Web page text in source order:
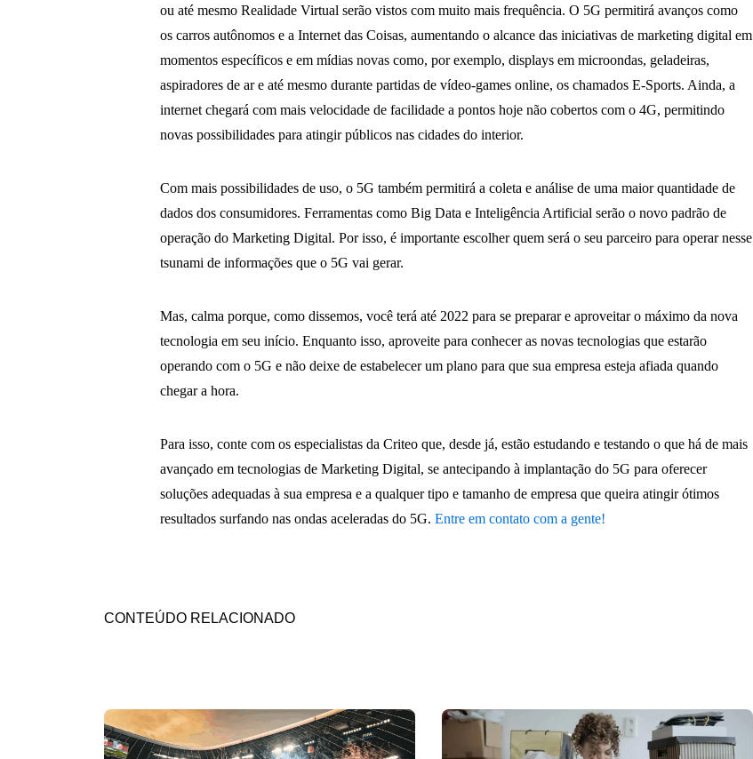
ou até mesmo Realidade Virtual serão vistos com muito mais frequência. O 5G permitirá avanços como
os carros autônomos e a Internet das Coisas, aumentando o alcance das iniciativas de marketing digital em
momentos específicos e em mídias novas como, por exemplo, displays em microondas, geladeiras,
aspiradores de ar e até mesmo durante partidas de vídeo-games online, os chamados E-Sports. Ainda, a
internet chegará com mais velocidade de facilidade a pontos hoje não cobertos com o 4G, permitindo
novas possibilidades para atingir públicos nas cidades do interior.
Com mais possibilidades de uso, o 5G também permitirá a coleta e análise de uma maior quantidade de
dados dos consumidores. Ferramentas como Big Data e Inteligência Artificial serão o novo padrão de
operação do Marketing Digital. Por isso, é importante escolher quem será o seu parceiro para operar nesse
tsunami de informações que o 5G vai gerar.
Mas, calma porque, como dissemos, você terá até 2022 para se preparar e aproveitar o máximo da nova
tecnologia em seu início. Enquanto isso, aproveite para conhecer as novas tecnologias que estarão
operando com o 5G e não deixe de estabelecer um plano para que sua empresa esteja afiada quando
chegar a hora.
Para isso, conte com os especialistas da Criteo que, desde já, estão estudando e testando o que há de mais
avançado em tecnologias de Marketing Digital, se antecipando à implantação do 5G para oferecer
soluções adequadas à sua empresa e a qualquer tipo e tamanho de empresa que queira atingir ótimos
resultados surfando nas ondas aceleradas do 5G.Entre em contato com a gente!
CONTEÚDO RELACIONADO